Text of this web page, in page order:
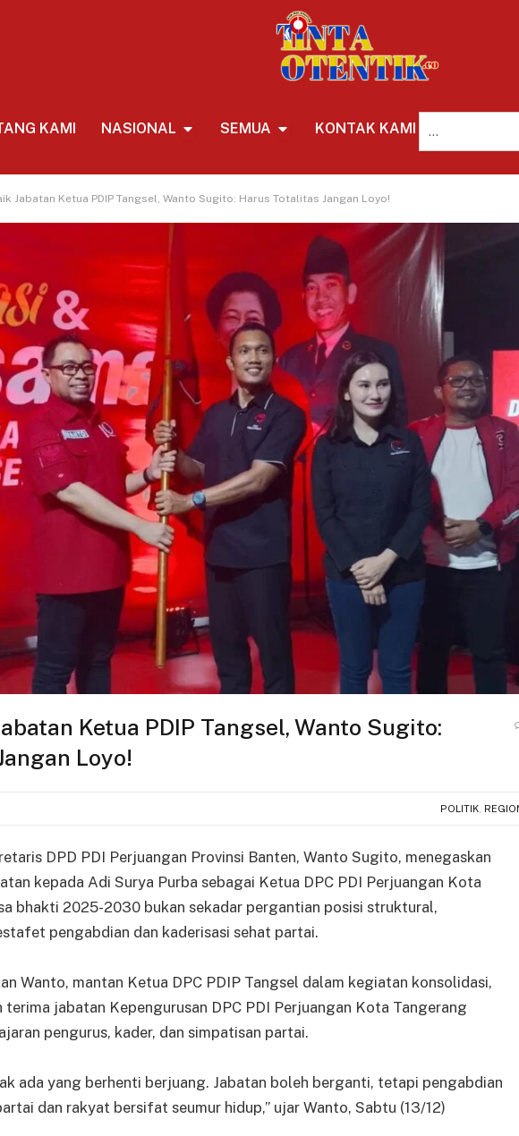
KAMI NASIONAL SEMUA KONTAK KAMI
Jabatan Ketua PDIP Tangsel, Wanto Sugito: Harus Totalitas Jangan Loyo!
Ketua PDIP Tangsel, Wanto Sugito:
Loyo!
POLITIK
DPD PDI Perjuangan Provinsi Banten, Wanto Sugito, menegaskan
kepada Adi Surya Purba sebagai Ketua DPC PDI Perjuangan Kota
bhakti 2025-2030 bukan sekadar pergantian posisi struktural,
pengabdian dan kaderisasi sehat partai.
Wanto, mantan Ketua DPC PDIP Tangsel dalam kegiatan konsolidasi,
terima jabatan Kepengurusan DPC PDI Perjuangan Kota Tangerang
pengurus, kader, dan simpatisan partai.
ada yang berhenti berjuang. Jabatan boleh berganti, tetapi pengabdian
dan rakyat bersifat seumur hidup,” ujar Wanto, Sabtu (13/12)